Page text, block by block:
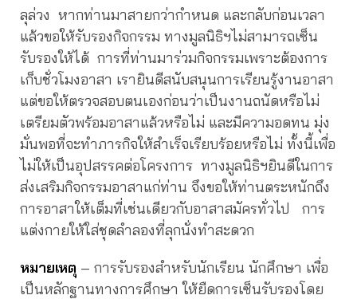
ลุล่วง หากท่านมาสายกว่ากำหนด และกลับก่อนเวลา
แล้วขอให้รับรองกิจกรรม ทางมูลนิธิฯไม่สามารถเซ็น
รับรองให้ได้ การที่ท่านมาร่วมกิจกรรมเพราะต้องการ
เก็บชั่วโมงอาสา เรายินดีสนับสนุนการเรียนรู้งานอาสา
แต่ขอให้ตรวจสอบตนเองก่อนว่าเป็นงานถนัดหรือไม่
เตรียมตัวพร้อมอาสาแล้วหรือไม่ และมีความอดทน มุ่ง
มั่นพอที่จะทำภารกิจให้สำเร็จเรียบร้อยหรือไม่ ทั้งนี้เพื่อ
ไม่ให้เป็นอุปสรรคต่อโครงการ ทางมูลนิธิฯยินดีในการ
ส่งเสริมกิจกรรมอาสาแก่ท่าน จึงขอให้ท่านตระหนักถึง
การอาสาให้เต็มที่เช่นเดียวกับอาสาสมัครทั่วไป การ
แต่งกายให้ใส่ชุดลำลองที่ลุกนั่งทำสะดวก
หมายเหตุ – การรับรองสำหรับนักเรียน นักศึกษา เพื่อ
เป็นหลักฐานทางการศึกษา ให้ยืดการเซ็นรับรองโดย